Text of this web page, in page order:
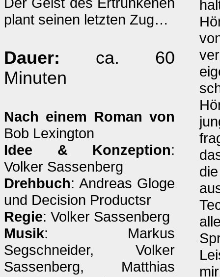
plant seinen letzten Zug…
Dauer: ca. 60
Minuten
Nach einem Roman von
Bob Lexington
Idee & Konzeption:
Volker Sassenberg
Drehbuch: Andreas Gloge
und Decision Productsr
Regie: Volker Sassenberg
Musik: Markus
Segschneider, Volker
Sassenberg, Matthias